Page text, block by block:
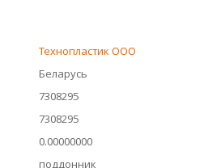
Технопластик ООО
Беларусь
7308295
7308295
0.00000000
поддонник